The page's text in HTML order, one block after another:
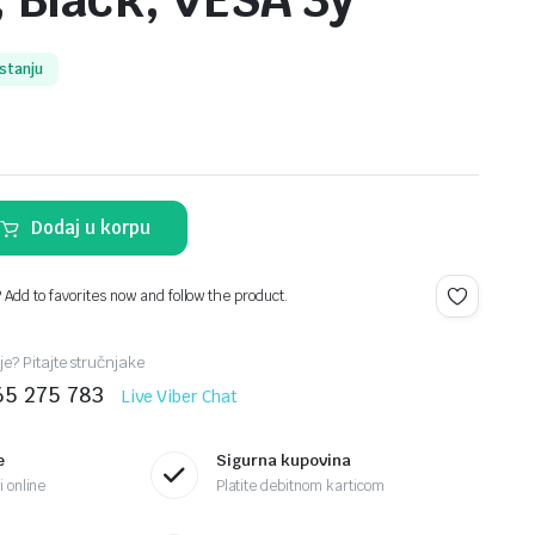
Dodaj u korpu
to favorites now and follow the product.
Pitajte stručnjake
275 783 Live Viber Chat
online
Sigurna kupovina
Platite debitnom karticom